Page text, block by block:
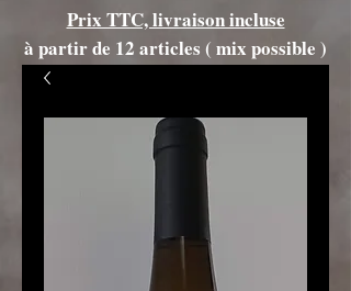
Prix TTC, livraison incluse
à partir de 12 articles ( mix possible )